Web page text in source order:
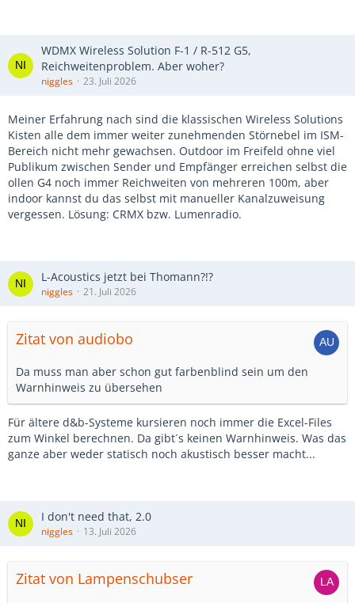
WDMX Wireless Solution F-1 / R-512 G5,
Reichweitenproblem. Aber woher?
niggles 23. Juli 2026
Meiner Erfahrung nach sind die klassischen Wireless Solutions
Kisten alle dem immer weiter zunehmenden Störnebel im ISM-
Bereich nicht mehr gewachsen. Outdoor im Freifeld ohne viel
Publikum zwischen Sender und Empfänger erreichen selbst die
ollen G4 noch immer Reichweiten von mehreren 100m, aber
indoor kannst du das selbst mit manueller Kanalzuweisung
vergessen. Lösung: CRMX bzw. Lumenradio.
L-Acoustics jetzt bei Thomann?!?
niggles 21. Juli 2026
Zitat von audiobo
Da muss man aber schon gut farbenblind sein um den
Warnhinweis zu übersehen
Für ältere d&b-Systeme kursieren noch immer die Excel-Files
zum Winkel berechnen. Da gibt´s keinen Warnhinweis. Was das
ganze aber weder statisch noch akustisch besser macht...
I don't need that, 2.0
niggles 13. Juli 2026
Zitat von Lampenschubser